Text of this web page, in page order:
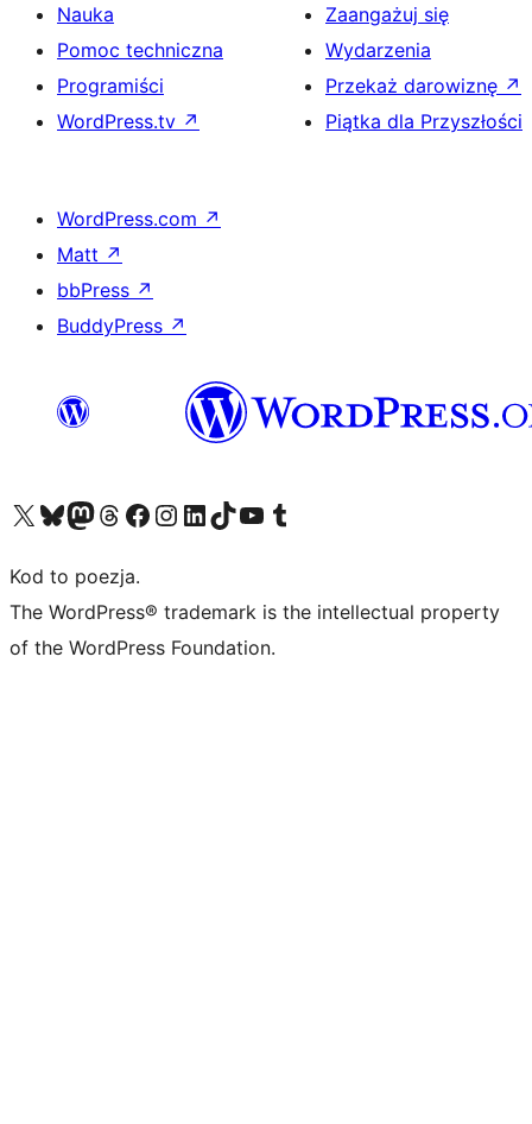
Nauka
Pomoc techniczna
Programiści
WordPress.tv ↗
Zaangażuj się
Wydarzenia
Przekaż darowiznę ↗
Piątka dla Przyszłości
WordPress.com ↗
Matt ↗
bbPress ↗
BuddyPress ↗
Odwiedź nasze konto X (dawniej Twitter)
Odwiedź nasze konto Bluesky
Odwiedź nasze konto na Mastodoncie
Odwiedź naszego Threadsa
Odwiedź naszego Facebooka
Odwiedź nasze konto na Instagramie
Odwiedź nasze konto na LinkedIn
Odwiedź naszego TikToka
Odwiedź nasz kanał YouTube
Odwiedź naszego Tumblra
Kod to poezja.
The WordPress® trademark is the intellectual property
of the WordPress Foundation.